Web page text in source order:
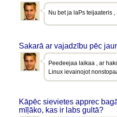
Nu bet ja laPs teijaateris ,
Sakarā ar vajadzību pēc
Peedeejaa laikaa , ar
Linux ievainojot
Kāpēc sievietes apprec
mīļāko, kas ir labs gultā?